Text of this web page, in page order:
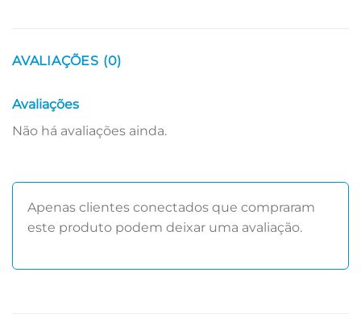
AVALIAÇÕES (0)
Avaliações
Não há avaliações ainda.
Apenas clientes conectados que compraram
este produto podem deixar uma avaliação.